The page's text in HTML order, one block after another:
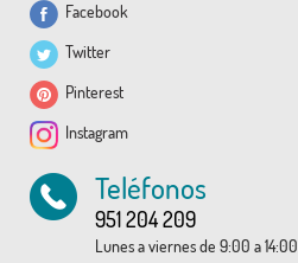
Facebook
Twitter
Pinterest
Instagram
Teléfonos
951 204 209
Lunes a viernes de 9:00 a 14:00